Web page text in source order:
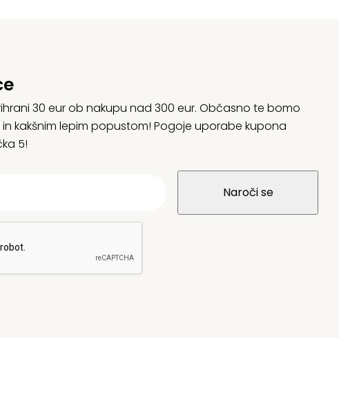
30 eur ob nakupu nad 300 eur. Občasno te bomo
kakšnim lepim popustom! Pogoje uporabe kupona
5!